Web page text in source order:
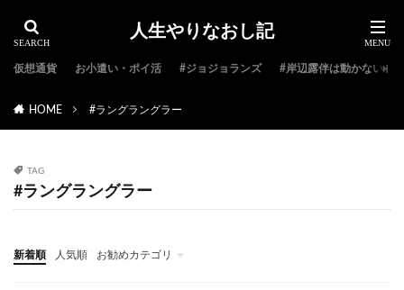
人生やりなおし記
仮想通貨 お小遣い・ポイ活 #ジョジョランズ #岸辺露伴は動かない
HOME #ラングラングラー
TAG
#ラングラングラー
新着順 人気順 お勧めカテゴリ
#ジョジョ特集
#ジョジョのキャラクター紹介
#ジョジョランキング
#ジョジョアニメ
#ジョジョランズ
#岸辺露伴は動かない
#ジョジョ小説